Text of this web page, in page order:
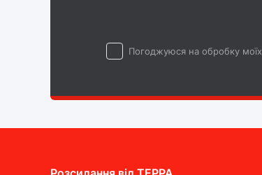
Погоджуюся на обробку моїх